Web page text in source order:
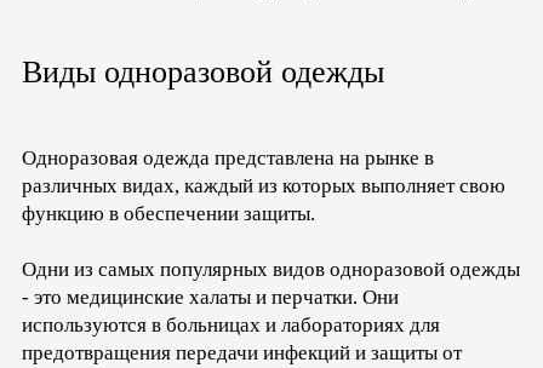
Виды одноразовой одежды
Одноразовая одежда представлена на рынке в
различных видах, каждый из которых выполняет свою
функцию в обеспечении защиты.
Одни из самых популярных видов одноразовой одежды
- это медицинские халаты и перчатки. Они
используются в больницах и лабораториях для
предотвращения передачи инфекций и защиты от